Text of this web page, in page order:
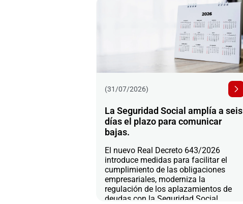
(31/07/2026)
La Seguridad Social amplía a seis
días el plazo para comunicar
bajas.
El nuevo Real Decreto 643/2026
introduce medidas para facilitar el
cumplimiento de las obligaciones
empresariales, moderniza la
regulación de los aplazamientos de
deudas con la Seguridad Social